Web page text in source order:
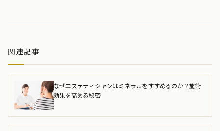
関連記事
なぜエステティシャンはミネラルをすすめるのか？施術
効果を高める秘密